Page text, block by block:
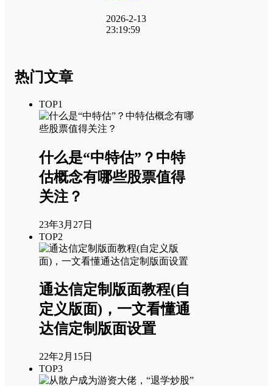
2026-2-13
23:19:59
热门文章
TOP1
什么是“中特估”？中特
估概念有哪些股票值得
关注？
23年3月27日
TOP2
通达信定制版面教程(自
定义版面)，一文看懂通
达信定制版面设置
22年2月15日
TOP3